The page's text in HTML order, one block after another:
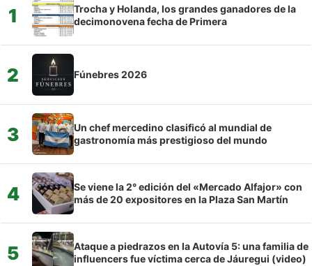
1
Trocha y Holanda, los grandes ganadores de la
decimonovena fecha de Primera
2 Fúnebres 2026
3
Un chef mercedino clasificó al mundial de
gastronomía más prestigioso del mundo
4
Se viene la 2° edición del «Mercado Alfajor» con
más de 20 expositores en la Plaza San Martín
5
Ataque a piedrazos en la Autovía 5: una familia de
influencers fue víctima cerca de Jáuregui (video)